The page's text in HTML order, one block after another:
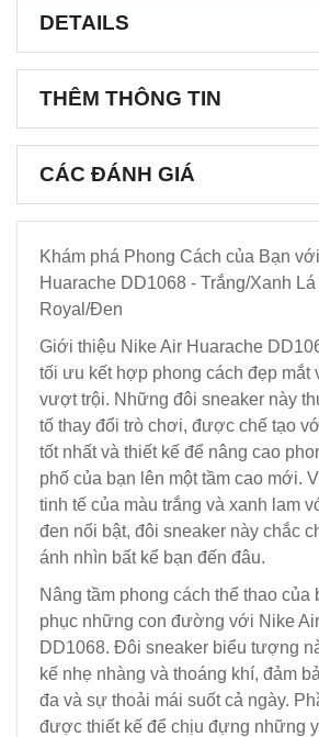
DETAILS
THÊM THÔNG TIN
CÁC ĐÁNH GIÁ
Khám phá Phong Cách của Bạn
Huarache DD1068 - Trắng/Xanh
Royal/Đen
Giới thiệu Nike Air Huarache
tối ưu kết hợp phong cách đẹp mắt
vượt trội. Những đôi sneaker này
tố thay đổi trò chơi, được chế tạo
tốt nhất và thiết kế để nâng cao
phố của bạn lên một tầm cao mới.
tinh tế của màu trắng và xanh lam
đen nổi bật, đôi sneaker này chắc
ánh nhìn bất kể bạn đến đâu.
Nâng tầm phong cách thể thao của
phục những con đường với Nike
DD1068. Đôi sneaker biểu tượng
kế nhẹ nhàng và thoáng khí, đảm
đa và sự thoải mái suốt cả ngày.
được thiết kế để chịu đựng những